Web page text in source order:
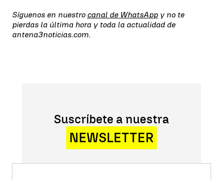
Síguenos en nuestro canal de WhatsAppy no te
pierdas la última hora y toda la actualidad de
antena3noticias.com.
Suscríbete a nuestra
NEWSLETTER